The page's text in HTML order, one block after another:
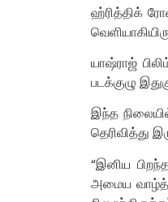
ஹ்ரித்திக்
யாஷ்ராஜ்
படக்குழு
இந்த
தெரிவித்து
“இனிய
அமைய